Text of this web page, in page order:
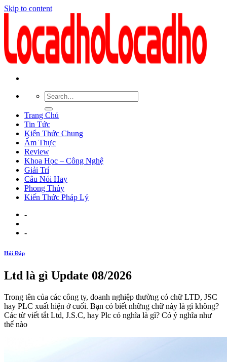
Skip to content
Trang Chủ
Tin Tức
Kiến Thức Chung
Ẩm Thực
Review
Khoa Học – Công Nghệ
Giải Trí
Câu Nói Hay
Phong Thủy
Kiến Thức Pháp Lý
-
-
Hỏi Đáp
Ltd là gì Update 08/2026
Trong tên của các công ty, doanh nghiệp thường có chữ LTD, JSC
hay PLC xuất hiện ở cuối. Bạn có biết những chữ này là gì không?
Các từ viết tắt Ltd, J.S.C, hay Plc có nghĩa là gì? Có ý nghĩa như
thế nào